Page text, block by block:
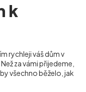
k
rychleji váš dům v
za vámi přijedeme,
všechno běželo, jak